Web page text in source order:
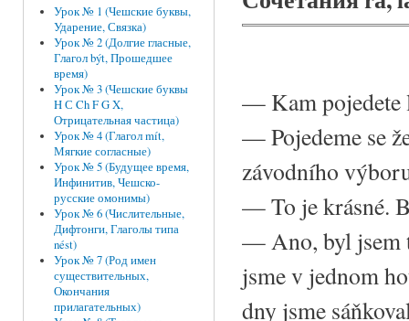
Урок № 1 (Чешские буквы,
Ударение, Связка)
Урок № 2 (Долгие гласные,
Глагол být, Прошедшее
время)
Урок № 3 (Чешские буквы
H С Ch F G X,
Отрицательная частица)
Урок № 4 (Глагол mít,
Мягкие согласные)
Урок № 5 (Будущее время,
Инфинитив, Чешско-
русские омонимы)
Урок № 6 (Числительные,
Дифтонги, Глаголы типа
nést)
Урок № 7 (Род имен
существительных,
Окончания
прилагательных)
— Kam pojedete
— Pojedeme se
závodního
— To je krásné.
— Ano, byl jsem
jsme v jednom
dny jsme